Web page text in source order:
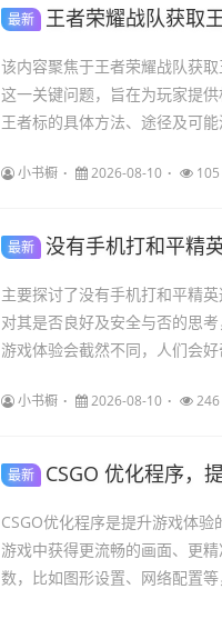
最新 王者荣耀战队获取
该内容聚焦于王者荣耀战队获
这一关键问题，旨在为玩家提
王者标的具体方法、途径及可
小书橱 2026-08-10
最新 没有手机打和平精
主要探讨了没有手机打和平精
对其是否良好及安全与否的思
游戏体验会截然不同，人们会
小书橱 2026-08-10
最新 CSGO 优化程序，
CSGO优化程序是提升游戏体
游戏中获得更流畅的画面、更
数，比如图形设置、网络配置